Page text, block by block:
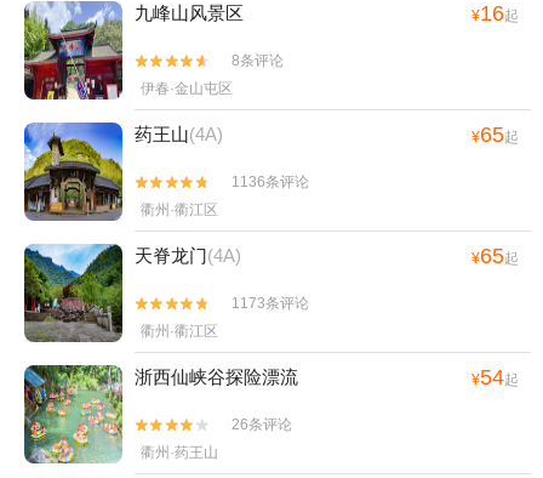
九峰山风景区 ¥16起


8条评论
伊春·金山屯区
药王山(4A) ¥65起


1136条评论
衢州·衢江区
天脊龙门(4A) ¥65起


1173条评论
衢州·衢江区
浙西仙峡谷探险漂流 ¥54起


26条评论
衢州·药王山